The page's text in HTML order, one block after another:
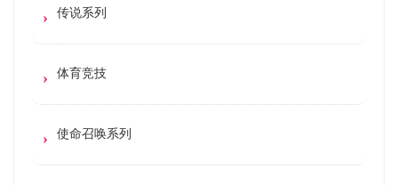
传说系列
体育竞技
使命召唤系列